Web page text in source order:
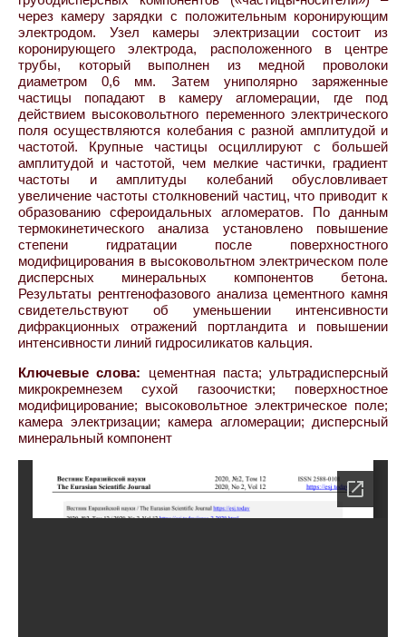
через камеру зарядки с положительным коронирующим
электродом. Узел камеры электризации состоит из
коронирующего электрода, расположенного в центре
трубы, который выполнен из медной проволоки
диаметром 0,6 мм. Затем униполярно заряженные
частицы попадают в камеру агломерации, где под
действием высоковольтного переменного электрического
поля осуществляются колебания с разной амплитудой и
частотой. Крупные частицы осциллируют с большей
амплитудой и частотой, чем мелкие частички, градиент
частоты и амплитуды колебаний обусловливает
увеличение частоты столкновений частиц, что приводит к
образованию сфероидальных агломератов. По данным
термокинетического анализа установлено повышение
степени гидратации после поверхностного
модифицирования в высоковольтном электрическом поле
дисперсных минеральных компонентов бетона.
Результаты рентгенофазового анализа цементного камня
свидетельствуют об уменьшении интенсивности
дифракционных отражений портландита и повышении
интенсивности линий гидросиликатов кальция.
Ключевые слова: цементная паста; ультрадисперсный
микрокремнезем сухой газоочистки; поверхностное
модифицирование; высоковольтное электрическое поле;
камера электризации; камера агломерации; дисперсный
минеральный компонент